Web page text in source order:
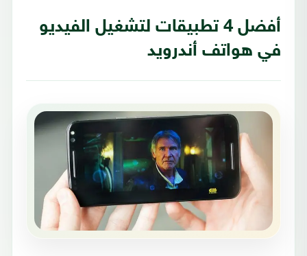
أفضل 4 تطبيقات لتشغيل الفيديو
في هواتف أندرويد